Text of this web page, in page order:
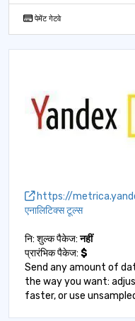
पेमेंट गेटवे
https://
एनालिटिक्स टूल्स
नि: शुल्क पैकेज:नहीं
प्रारंभिक पैकेज: $
Send any amount of
the way you want:
faster, or use